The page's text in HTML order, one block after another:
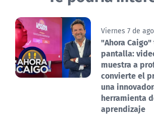
Viernes 7 de
"Ahora
pantalla:
muestra a
convierte el
una
herramienta
aprendizaje